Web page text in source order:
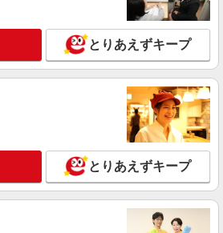
とりあえずキープ
とりあえずキープ